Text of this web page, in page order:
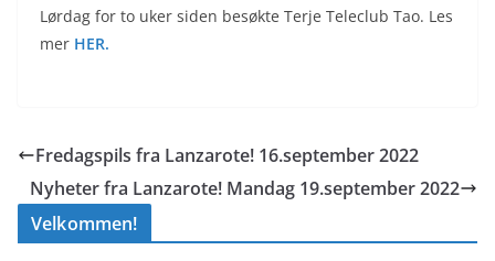
Lørdag for to uker siden besøkte Terje Teleclub Tao. Les
mer HER.
Fredagspils fra Lanzarote! 16.september 2022
Nyheter fra Lanzarote! Mandag 19.september 2022
Velkommen!